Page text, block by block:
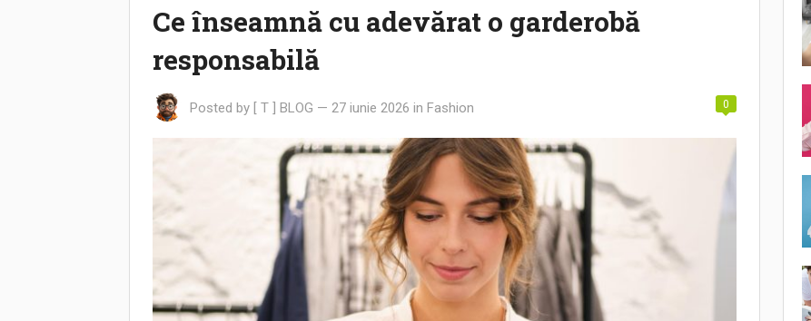
Ce înseamnă cu adevărat o garderobă
responsabilă
Posted by [ T ] BLOG — 27 iunie 2026 in Fashion 0